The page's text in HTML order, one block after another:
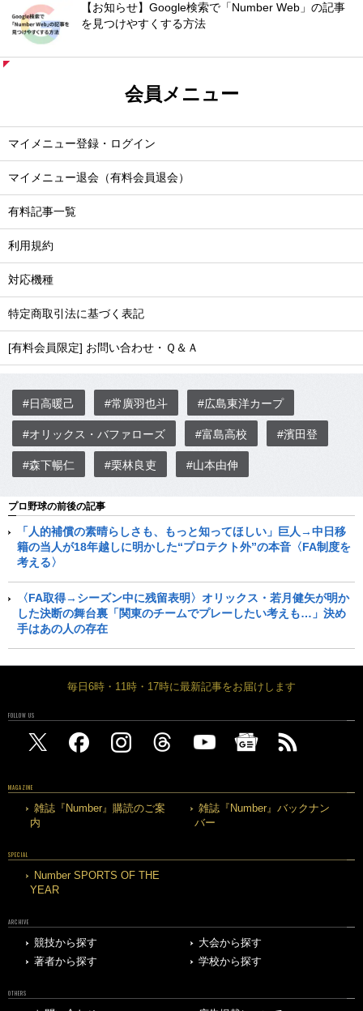
【お知らせ】Google検索で「Number Web」の記事
を見つけやすくする方法
会員メニュー
マイメニュー登録・ログイン
マイメニュー退会（有料会員退会）
有料記事一覧
利用規約
対応機種
特定商取引法に基づく表記
[有料会員限定] お問い合わせ・Ｑ＆Ａ
#日高暖己 #常廣羽也斗 #広島東洋カープ
#オリックス・バファローズ #富島高校 #濱田登
#森下暢仁 #栗林良吏 #山本由伸
プロ野球の前後の記事
「人的補償の素晴らしさも、もっと知ってほしい」巨人→中日移
籍の当人が18年越しに明かした“プロテクト外”の本音〈FA制度を
考える〉
〈FA取得→シーズン中に残留表明〉オリックス・若月健矢が明か
した決断の舞台裏「関東のチームでプレーしたい考えも…」決め
手はあの人の存在
毎日6時・11時・17時に最新記事をお届けします
FOLLOW US
MAGAZINE
雑誌『Number』購読のご案
内
雑誌『Number』バックナン
バー
SPECIAL
Number SPORTS OF THE
YEAR
ARCHIVE
競技から探す
大会から探す
著者から探す
学校から探す
OTHERS